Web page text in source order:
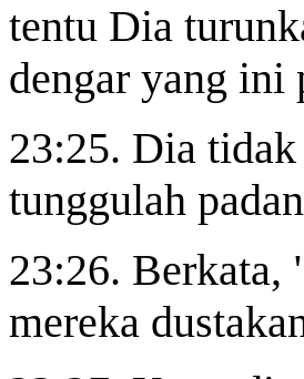
tentu Dia
dengar yang ini
23:25. Dia
tunggulah
23:26. Berkata,
mereka